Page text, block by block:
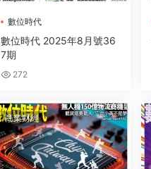
數位時代
數位時代 2025年8月號36
7期
272
商業财經